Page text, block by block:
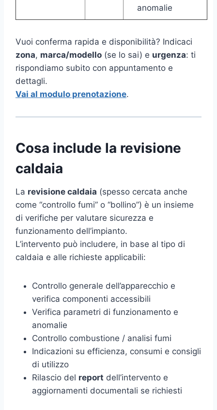
anomalie
Vuoi conferma rapida e disponibilità? Indicaci
zona, marca/modello (se lo sai) e urgenza: ti
rispondiamo subito con appuntamento e
dettagli.
Vai al modulo prenotazione.
Cosa include la revisione
caldaia
La revisione caldaia (spesso cercata anche
come “controllo fumi” o “bollino”) è un insieme
di verifiche per valutare sicurezza e
funzionamento dell’impianto.
L’intervento può includere, in base al tipo di
caldaia e alle richieste applicabili:
Controllo generale dell’apparecchio e
verifica componenti accessibili
Verifica parametri di funzionamento e
anomalie
Controllo combustione / analisi fumi
Indicazioni su efficienza, consumi e consigli
di utilizzo
Rilascio del report dell’intervento e
aggiornamenti documentali se richiesti